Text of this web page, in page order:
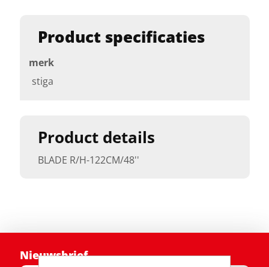
Product details
BLADE R/H-122CM/48''
Product specificaties
merk
stiga
Nieuwsbrief